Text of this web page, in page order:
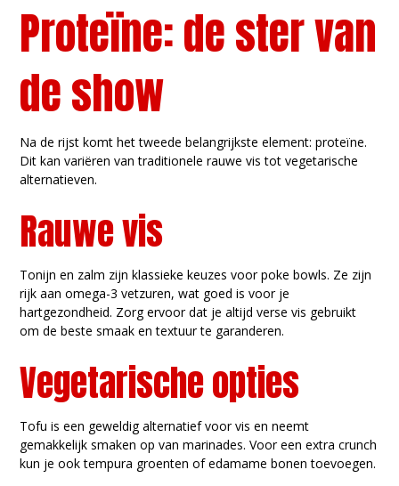
Proteïne: de ster van
de show
Na de rijst komt het tweede belangrijkste element: proteïne.
Dit kan variëren van traditionele rauwe vis tot vegetarische
alternatieven.
Rauwe vis
Tonijn en zalm zijn klassieke keuzes voor poke bowls. Ze zijn
rijk aan omega-3 vetzuren, wat goed is voor je
hartgezondheid. Zorg ervoor dat je altijd verse vis gebruikt
om de beste smaak en textuur te garanderen.
Vegetarische opties
Tofu is een geweldig alternatief voor vis en neemt
gemakkelijk smaken op van marinades. Voor een extra crunch
kun je ook tempura groenten of edamame bonen toevoegen.